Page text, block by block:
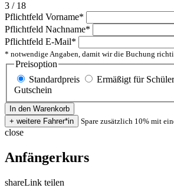
3 / 18
Pflichtfeld Vorname*
Pflichtfeld Nachname*
Pflichtfeld E-Mail*
* notwendige Angaben, damit wir die Buchung
Preisoption
Standardpreis
Ermäßigt für
Gutschein
Spare zusätzlich 10% mit
close
Anfängerkurs
shareLink teilen